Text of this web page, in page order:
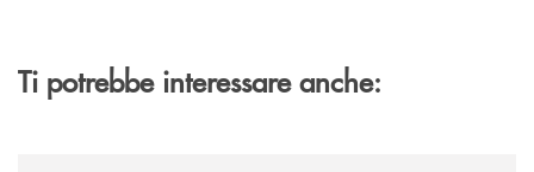
Ti potrebbe interessare anche: